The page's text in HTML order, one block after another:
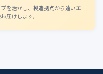
を活かし、製造拠点から遠いエ
届けします。